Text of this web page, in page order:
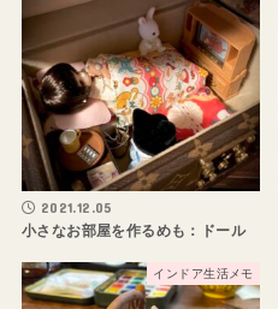
2021.12.05
小さなお部屋を作るめも：ドール
インドア生活メモ